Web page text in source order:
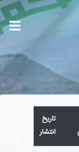
تاریخ
انتشار